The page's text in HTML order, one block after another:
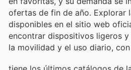
ofertas de fin de año. Explorar
disponibles en el sitio web
encontrar dispositivos ligeros
la movilidad y el uso diario,